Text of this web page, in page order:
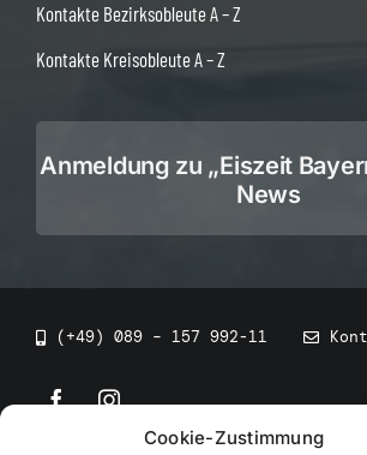
Cookie-Zustimmung
Kontakte Bezirksobleute A – Z
Kontakte Kreisobleute A – Z
Anmeldung zu „Eiszeit
News
(+49) 089 – 157 992-11